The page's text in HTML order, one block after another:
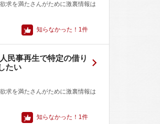
求を満たさんがために激裏情報は
知らなかった！ 1件
民事再生で特定の借り
たい
求を満たさんがために激裏情報は
知らなかった！ 1件